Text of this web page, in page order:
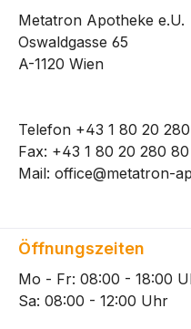
Metatron Apotheke e.U.
Oswaldgasse 65
A-1120 Wien
Telefon +43 1 80 20 280
Fax: +43 1 80 20 280 80
Mail: office@metatron-
Öffnungszeiten
Mo - Fr: 08:00 - 18:00
Sa: 08:00 - 12:00 Uhr